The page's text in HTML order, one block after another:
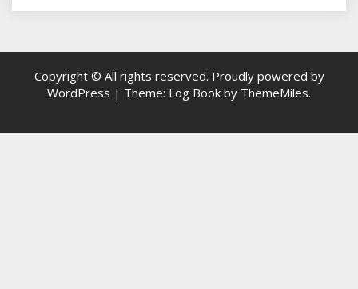
Copyright © All rights reserved. Proudly powered by
WordPress | Theme: Log Book by ThemeMiles.